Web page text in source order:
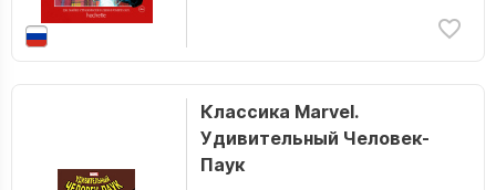
Классика Marvel.
Удивительный Человек-
Паук